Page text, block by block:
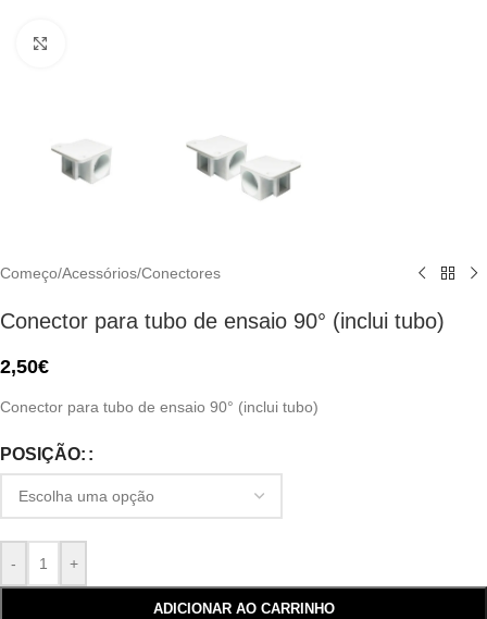
Começo/Acessórios/Conectores
Conector para tubo de ensaio 90° (inclui tubo)
2,50€
Conector para tubo de ensaio 90° (inclui tubo)
POSIÇÃO:
- +
ADICIONAR AO CARRINHO